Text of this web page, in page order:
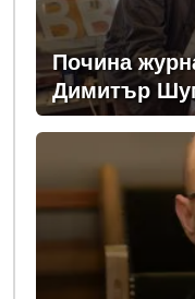
Почина
Димитър